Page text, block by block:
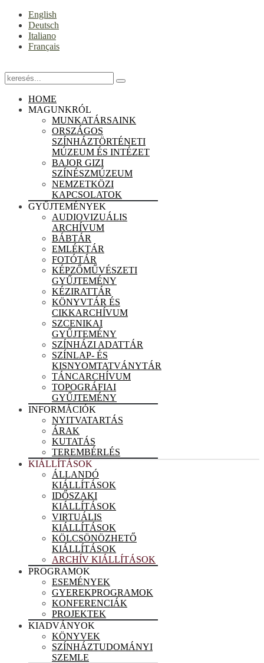
English
Deutsch
Italiano
Français
HOME
MAGUNKRÓL
MUNKATÁRSAINK
ORSZÁGOS
SZÍNHÁZTÖRTÉNETI
MÚZEUM ÉS INTÉZET
BAJOR GIZI
SZÍNÉSZMÚZEUM
NEMZETKÖZI
KAPCSOLATOK
GYŰJTEMÉNYEK
AUDIOVIZUÁLIS
ARCHÍVUM
BÁBTÁR
EMLÉKTÁR
FOTÓTÁR
KÉPZŐMŰVÉSZETI
GYŰJTEMÉNY
KÉZIRATTÁR
KÖNYVTÁR ÉS
CIKKARCHÍVUM
SZCENIKAI
GYŰJTEMÉNY
SZÍNHÁZI ADATTÁR
SZÍNLAP- ÉS
KISNYOMTATVÁNYTÁR
TÁNCARCHÍVUM
TOPOGRÁFIAI
GYŰJTEMÉNY
INFORMÁCIÓK
NYITVATARTÁS
ÁRAK
KUTATÁS
TEREMBÉRLÉS
KIÁLLÍTÁSOK
ÁLLANDÓ
KIÁLLÍTÁSOK
IDŐSZAKI
KIÁLLÍTÁSOK
VIRTUÁLIS
KIÁLLÍTÁSOK
KÖLCSÖNÖZHETŐ
KIÁLLÍTÁSOK
ARCHÍV KIÁLLÍTÁSOK
PROGRAMOK
ESEMÉNYEK
GYEREKPROGRAMOK
KONFERENCIÁK
PROJEKTEK
KIADVÁNYOK
KÖNYVEK
SZÍNHÁZTUDOMÁNYI
SZEMLE